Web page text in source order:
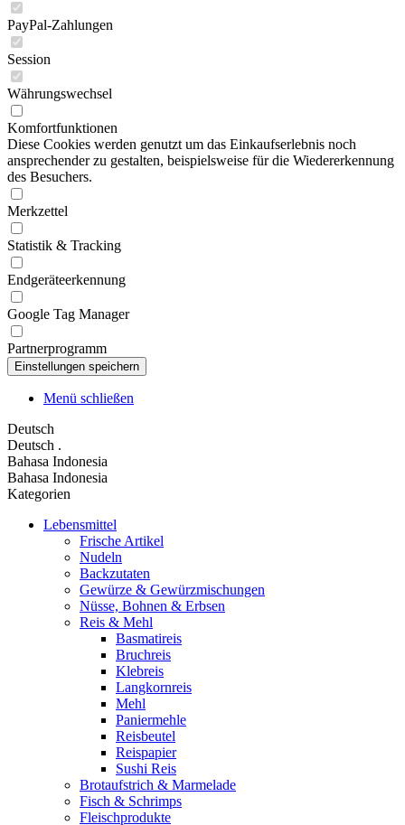
PayPal-Zahlungen
Session
Währungswechsel
Komfortfunktionen
Diese Cookies werden genutzt um das Einkaufserlebnis noch
ansprechender zu gestalten, beispielsweise für die Wiedererkennung
des Besuchers.
Merkzettel
Statistik & Tracking
Endgeräteerkennung
Google Tag Manager
Partnerprogramm
Menü schließen
Deutsch
Deutsch .
Bahasa Indonesia
Bahasa Indonesia
Kategorien
Lebensmittel
Frische Artikel
Nudeln
Backzutaten
Gewürze & Gewürzmischungen
Nüsse, Bohnen & Erbsen
Reis & Mehl
Basmatireis
Bruchreis
Klebreis
Langkornreis
Mehl
Paniermehle
Reisbeutel
Reispapier
Sushi Reis
Brotaufstrich & Marmelade
Fisch & Schrimps
Fleischprodukte